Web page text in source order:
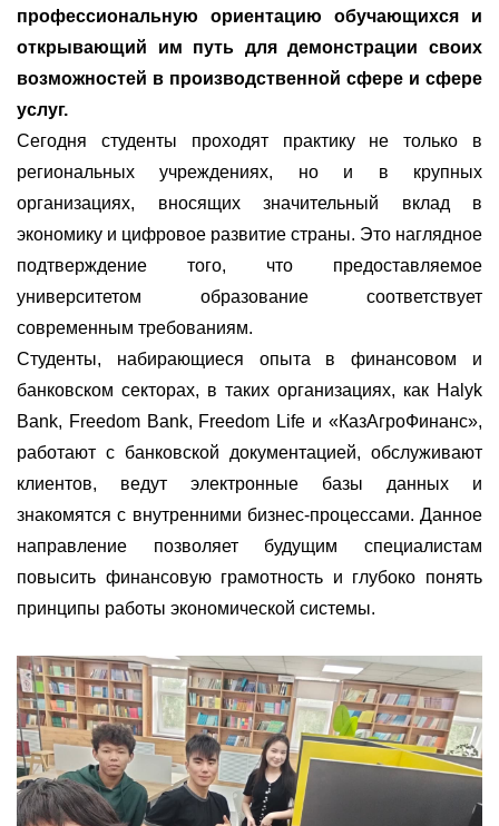
профессиональную ориентацию обучающихся и
открывающий им путь для демонстрации своих
возможностей в производственной сфере и сфере
услуг.
Сегодня студенты проходят практику не только в
региональных учреждениях, но и в крупных
организациях, вносящих значительный вклад в
экономику и цифровое развитие страны. Это наглядное
подтверждение того, что предоставляемое
университетом образование соответствует
современным требованиям.
Студенты, набирающиеся опыта в финансовом и
банковском секторах, в таких организациях, как Halyk
Bank, Freedom Bank, Freedom Life и «КазАгроФинанс»,
работают с банковской документацией, обслуживают
клиентов, ведут электронные базы данных и
знакомятся с внутренними бизнес-процессами. Данное
направление позволяет будущим специалистам
повысить финансовую грамотность и глубоко понять
принципы работы экономической системы.